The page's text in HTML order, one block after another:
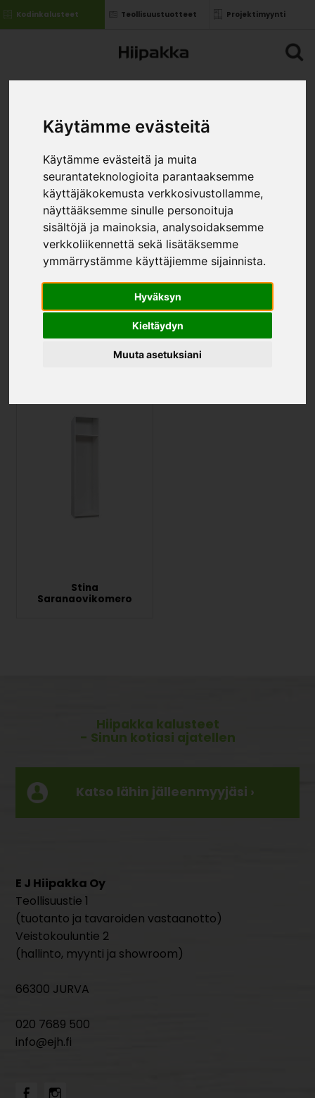
Käytämme evästeitä
Käytämme evästeitä ja muita
seurantateknologioita parantaaksemme
käyttäjäkokemusta verkkosivustollamme,
näyttääksemme sinulle personoituja
sisältöjä ja mainoksia, analysoidaksemme
verkkoliikennettä sekä lisätäksemme
ymmärrystämme käyttäjiemme sijainnista.
Hyväksyn
Kieltäydyn
Muuta asetuksiani
Kodinkalusteet Teollisuustuotteet Projektimyynti
Eazy komero Stina Liukuovikomero
Stina
Saranaovikomero
Hiipakka kalusteet
- Sinun kotiasi ajatellen
Katso lähin jälleenmyyjäsi ›
E J Hiipakka Oy
Teollisuustie 1
(tuotanto ja tavaroiden vastaanotto)
Veistokouluntie 2
(hallinto, myynti ja showroom)
66300 JURVA
020 7689 500
info@ejh.fi